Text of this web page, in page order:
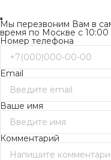
Мы перезвоним Вам в
время по Москве с 10:00
Номер телефона
Email
Ваше имя
Комментарий